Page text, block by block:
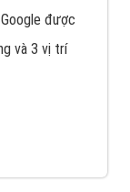
được
và 3 vị trí